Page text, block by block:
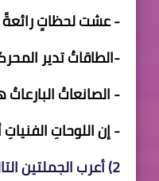
- عشت لحظاتٍ
-الطاقاتُ تدير
- الصانعاتُ
- إن اللوحاتِ
2) أعرب الجملتين